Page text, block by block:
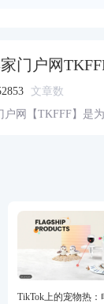
门户网
文章数
户网【TKFFF】是
TikTok上的宠物热